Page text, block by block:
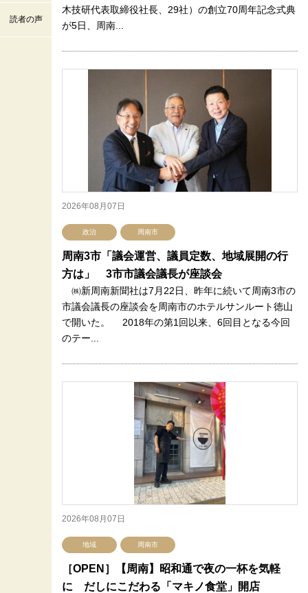
読者の声
木技研代表取締役社長、29社）の創立70周年記念式典
が5日、周南...
2026年08月07日
政治 周南市
周南3市「議会運営、議員定数、地域展開の行
方は」 3市市議会議長が座談会
㈱新周南新聞社は7月22日、昨年に続いて周南3市の
市議会議長の座談会を周南市のホテルサンルート徳山
で開いた。 2018年の第1回以来、6回目となる今回
のテー...
2026年08月07日
地域 周南市
［OPEN］【周南】昭和通で夜の一杯を気軽
に だしにこだわる「マキノ食堂」開店